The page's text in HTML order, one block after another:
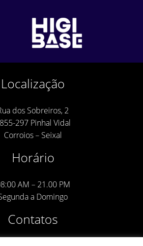
Localização
dos Sobreiros, 2
297 Pinhal Vidal
Corroios – Seixal
Horário
AM – 21.00 PM
a Domingo
Contatos